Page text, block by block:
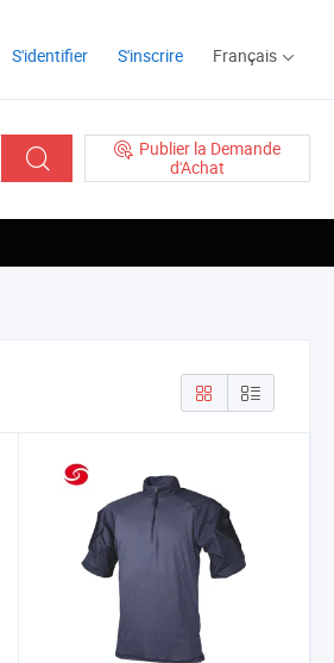
S'identifier S'inscrire Français
Publier la Demande
d'Achat